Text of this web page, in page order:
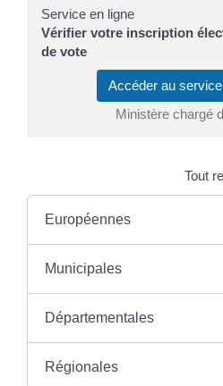
Service en ligne
Vérifier votre inscription
de vote
Accéder au
Ministère chargé
Tout
Européennes
Municipales
Départementales
Régionales